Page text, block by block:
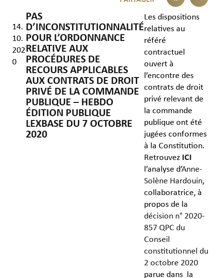
14.
10.
202
0
PAS
D’INCONSTITUTIONNALITÉ
POUR L’ORDONNANCE
RELATIVE AUX
PROCÉDURES DE
RECOURS APPLICABLES
AUX CONTRATS DE DROIT
PRIVÉ DE LA COMMANDE
PUBLIQUE – HEBDO
ÉDITION PUBLIQUE
LEXBASE DU 7 OCTOBRE
2020
Les dispositions
relatives au
référé
contractuel
ouvert à
l’encontre des
contrats de droit
privé relevant de
la commande
publique ont été
jugées conformes
à la Constitution.
Retrouvez ICI
l’analyse d’Anne-
Solène Hardouin,
collaboratrice, à
propos de la
décision n° 2020-
857 QPC du
Conseil
constitutionnel du
2 octobre 2020
parue dans la